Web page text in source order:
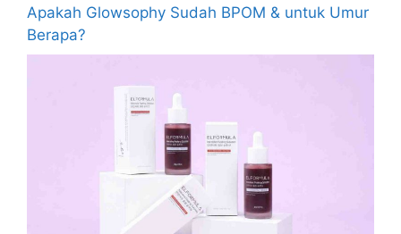
Apakah Glowsophy Sudah BPOM & untuk Umur
Berapa?